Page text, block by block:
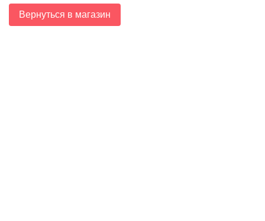
Вернуться в магазин